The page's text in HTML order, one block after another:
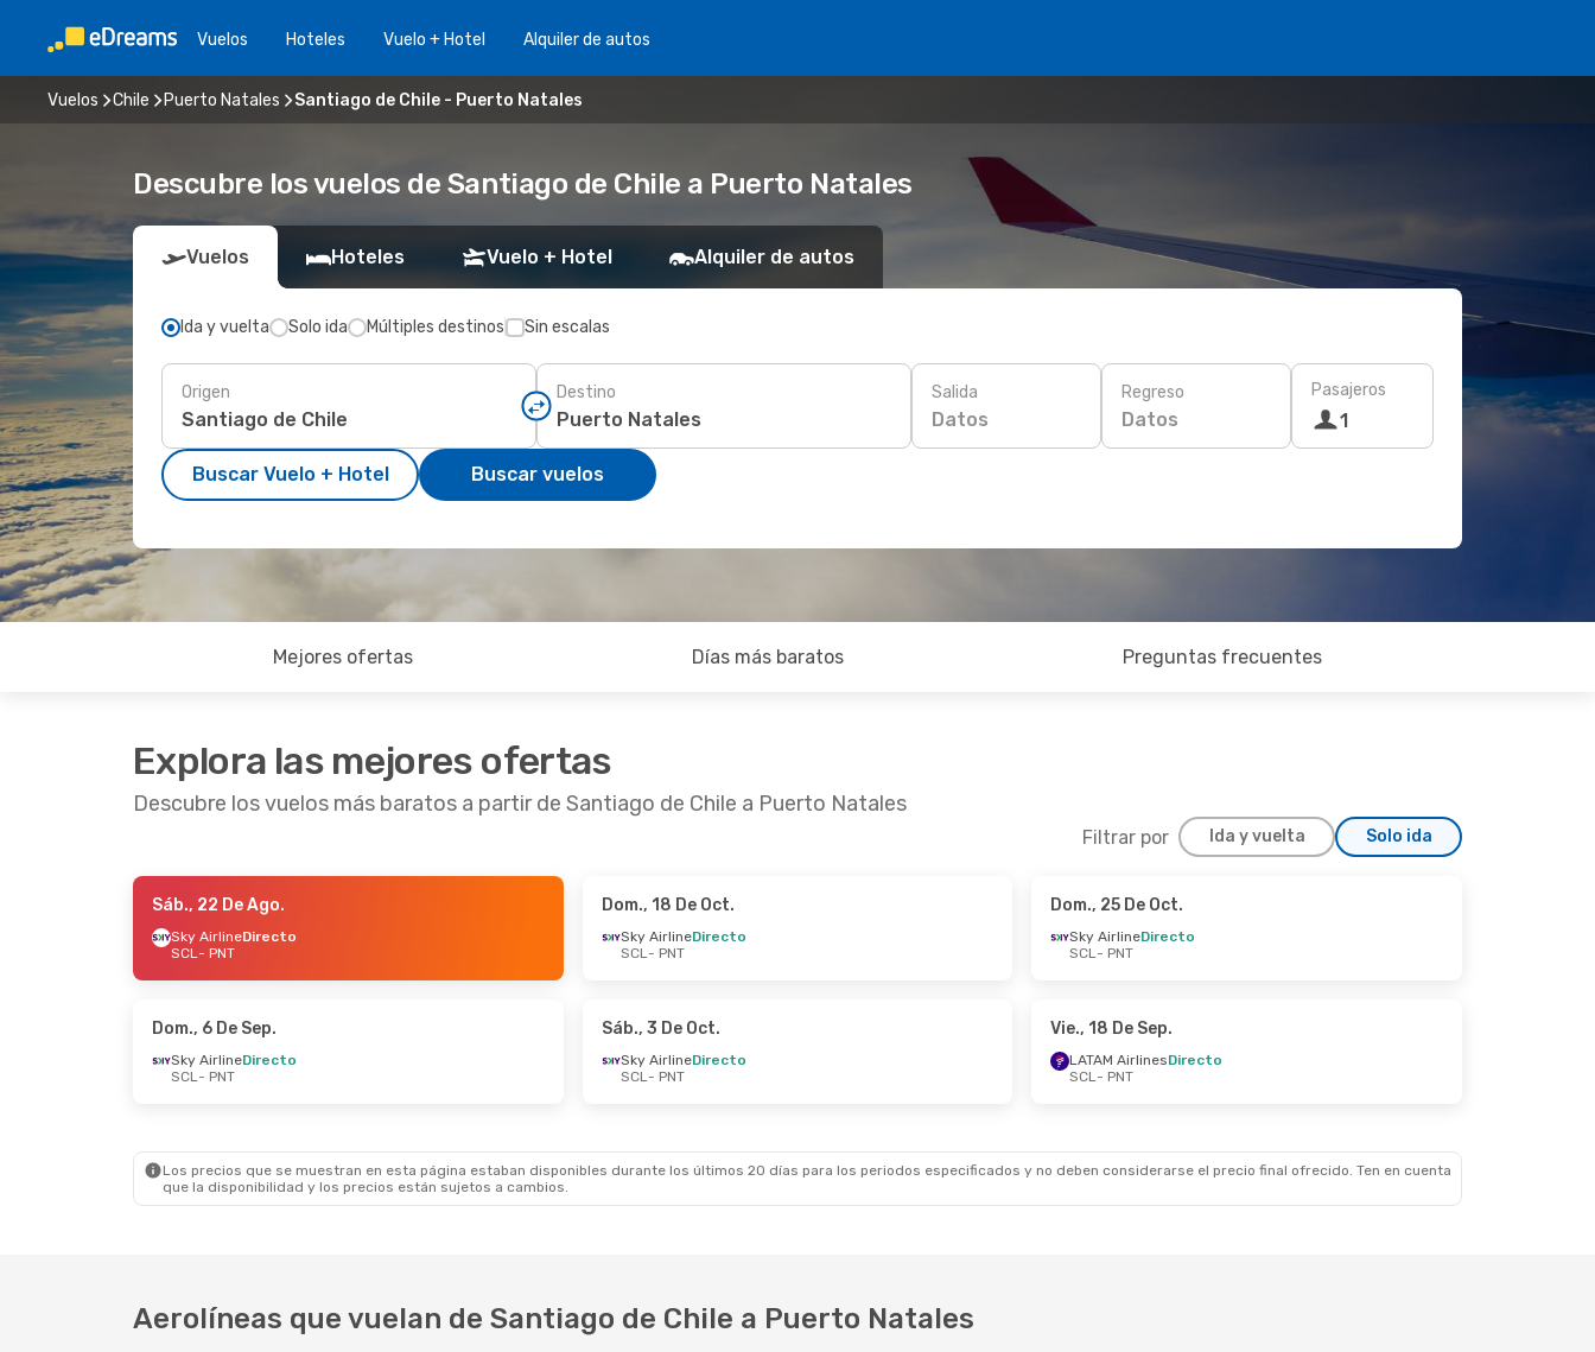
Vuelos Hoteles Vuelo + Hotel Alquiler de autos
Vuelos Chile Puerto Natales Santiago de Chile - Puerto Natales
Descubre los vuelos de Santiago de Chile a Puerto Natales
Vuelos Hoteles Vuelo + Hotel Alquiler de autos
Ida y vuelta Solo ida Múltiples destinos Sin escalas
Origen Destino Salida
Datos
Regreso
Datos
Pasajeros
1
Buscar Vuelo + Hotel Buscar vuelos
Mejores ofertas Días más baratos Preguntas frecuentes
Explora las mejores ofertas
Descubre los vuelos más baratos a partir de Santiago de Chile a Puerto Natales
Filtrar por Ida y vuelta Solo ida
- Jue., 27 De Ago.
- Dom., 25 De Oct. - Vie., 25 De Sep.
PNT
- SCL
- Dom., 11 De Oct.
- SCL
Sáb., 22 De Ago.
Sky AirlineDirecto
SCL- PNT
Dom., 18 De Oct.
Sky AirlineDirecto
SCL- PNT
Dom., 25 De Oct.
Sky AirlineDirecto
SCL- PNT
Dom., 6 De Sep.
Sky AirlineDirecto
SCL- PNT
Sáb., 3 De Oct.
Sky AirlineDirecto
SCL- PNT
Vie., 18 De Sep.
LATAM AirlinesDirecto
SCL- PNT
Los precios que se muestran en esta página estaban disponibles durante los últimos 20 días para los periodos especificados y no deben considerarse el precio final ofrecido. Ten en cuenta
que la disponibilidad y los precios están sujetos a cambios.
Aerolíneas que vuelan de Santiago de Chile a Puerto Natales